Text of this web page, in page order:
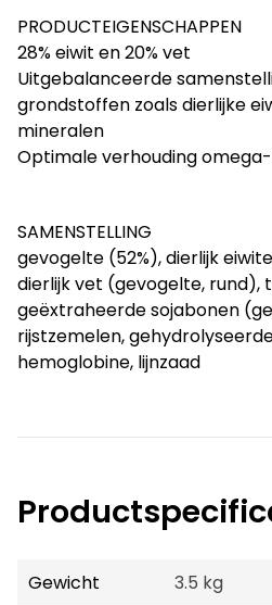
PRODUCTEIGENSCHAPPEN
28% eiwit en 20% vet
Uitgebalanceerde
grondstoffen zoals dierlijke
mineralen
Optimale verhouding
SAMENSTELLING
gevogelte (52%), dierlijk
dierlijk vet (gevogelte, rund),
geëxtraheerde sojabonen
rijstzemelen,
hemoglobine, lijnzaad
Gewicht
3.5 kg